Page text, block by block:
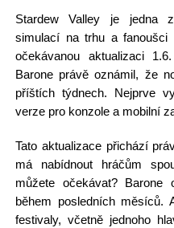
Stardew Valley je jedna z
simulací na trhu a
očekávanou aktualizaci
Barone právě oznámil, že
příštích týdnech. Nejprve
verze pro konzole a mobilní
Tato aktualizace přichází
má nabídnout hráčům
můžete očekávat? Barone
během posledních měsíců.
festivaly, včetně jednoho